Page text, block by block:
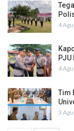
4
PJU
4
Tim
3